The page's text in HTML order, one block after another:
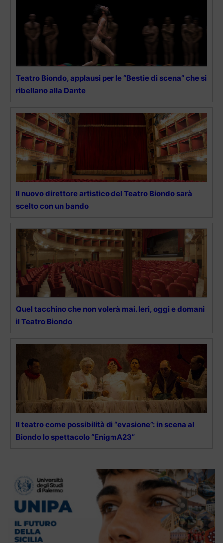
Teatro Biondo, applausi per le “Bestie di scena” che si
ribellano alla Dante
Il nuovo direttore artistico del Teatro Biondo sarà
scelto con un bando
Quel tacchino che non volerà mai. Ieri, oggi e domani
il Teatro Biondo
Il teatro come possibilità di “evasione”: in scena al
Biondo lo spettacolo “EnigmA23”